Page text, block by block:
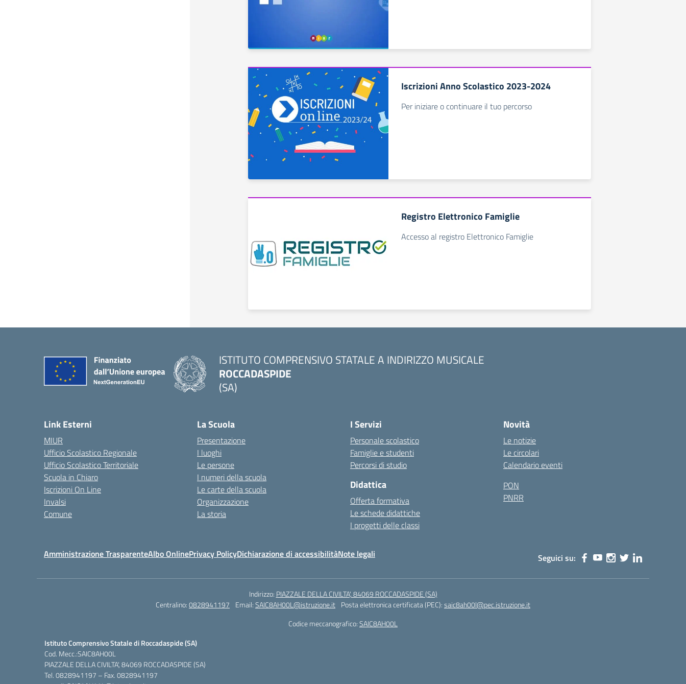
Iscrizioni Anno Scolastico 2023-2024
Per iniziare o continuare il tuo percorso
Registro Elettronico Famiglie
Accesso al registro Elettronico Famiglie
ISTITUTO COMPRENSIVO STATALE A INDIRIZZO MUSICALE
ROCCADASPIDE
(SA)
Link Esterni
MIUR
Ufficio Scolastico Regionale
Ufficio Scolastico Territoriale
Scuola in Chiaro
Iscrizioni On Line
Invalsi
Comune
La Scuola
Presentazione
I luoghi
Le persone
I numeri della scuola
Le carte della scuola
Organizzazione
La storia
I Servizi
Personale scolastico
Famiglie e studenti
Percorsi di studio
Didattica
Offerta formativa
Le schede didattiche
I progetti delle classi
Novità
Le notizie
Le circolari
Calendario eventi
PON
PNRR
Amministrazione TrasparenteAlbo OnlinePrivacy PolicyDichiarazione di accessibilitàNote legali Seguici su:
Indirizzo: PIAZZALE DELLA CIVILTA', 84069 ROCCADASPIDE (SA)
Centralino:0828941197 Email:SAIC8AH00L@istruzione.it Posta elettronica certificata (PEC):saic8ah00l@pec.istruzione.it
Codice meccanografico:SAIC8AH00L
Istituto Comprensivo Statale di Roccadaspide (SA)
Cod. Mecc.:SAIC8AH00L
PIAZZALE DELLA CIVILTA', 84069 ROCCADASPIDE (SA)
Tel. 0828941197 – Fax. 0828941197